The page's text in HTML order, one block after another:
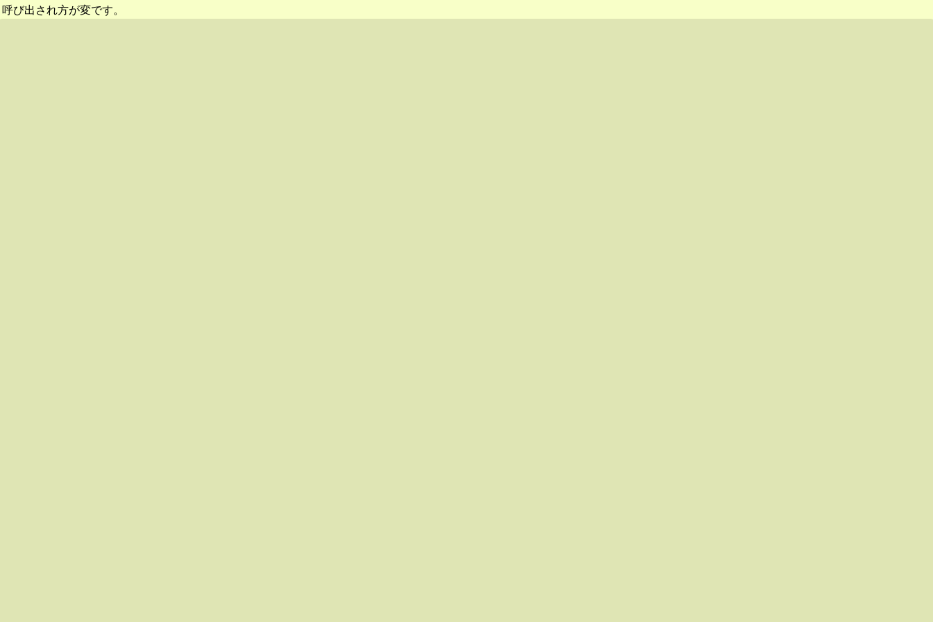
呼び出され方が変です。